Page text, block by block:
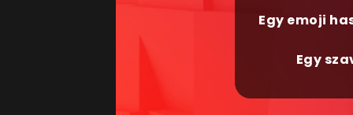
Egy emoji
Egy